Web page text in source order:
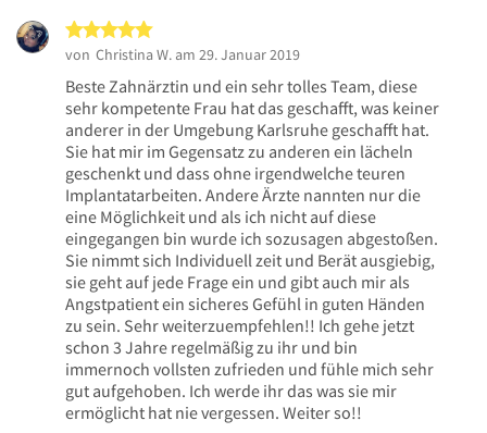
von Christina W. am 29. Januar 2019
Beste Zahnärztin und ein sehr tolles Team, diese
sehr kompetente Frau hat das geschafft, was keiner
anderer in der Umgebung Karlsruhe geschafft hat.
Sie hat mir im Gegensatz zu anderen ein lächeln
geschenkt und dass ohne irgendwelche teuren
Implantatarbeiten. Andere Ärzte nannten nur die
eine Möglichkeit und als ich nicht auf diese
eingegangen bin wurde ich sozusagen abgestoßen.
Sie nimmt sich Individuell zeit und Berät ausgiebig,
sie geht auf jede Frage ein und gibt auch mir als
Angstpatient ein sicheres Gefühl in guten Händen
zu sein. Sehr weiterzuempfehlen!! Ich gehe jetzt
schon 3 Jahre regelmäßig zu ihr und bin
immernoch vollsten zufrieden und fühle mich sehr
gut aufgehoben. Ich werde ihr das was sie mir
ermöglicht hat nie vergessen. Weiter so!!